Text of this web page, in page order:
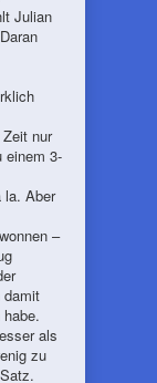
Julian
nur
einem 3-
la. Aber
–
damit
als
zu